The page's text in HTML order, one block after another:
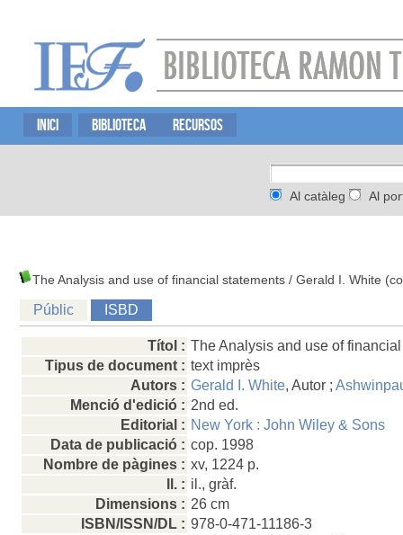
The Analysis and use of financial statements / Gerald I. White
Públic ISBD
Títol : The Analysis and use of
Tipus de document : text imprès
Autors : Gerald I. White, Autor ;
Menció d'edició : 2nd ed.
Editorial : New York : John Wiley & Sons
Data de publicació : cop. 1998
Nombre de pàgines : xv, 1224 p.
ll. : il., gràf.
Dimensions : 26 cm
ISBN/ISSN/DL : 978-0-471-11186-3
INICI BIBLIOTECA RECURSOS
Al catàleg Al